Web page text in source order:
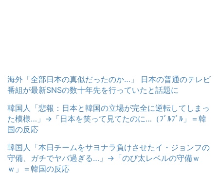
海外「全部日本の真似だったのか…」 日本の普通のテレビ
番組が最新SNSの数十年先を行っていたと話題に
韓国人「悲報：日本と韓国の立場が完全に逆転してしまっ
た模様…」→「日本を笑って見てたのに…（ﾌﾞﾙﾌﾞﾙ」＝韓
国の反応
韓国人「本日チームをサヨナラ負けさせたイ・ジョンフの
守備、ガチでヤバ過ぎる…」→「のび太レベルの守備ｗ
ｗ」＝韓国の反応